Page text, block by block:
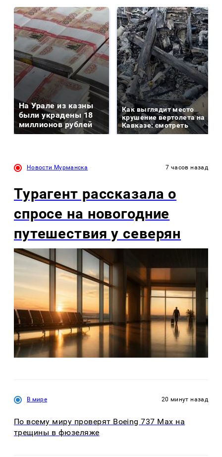
На Урале из казны
были украдены 18
миллионов рублей
Как выглядит место
крушение вертолета на
Кавказе: смотреть
Новости Мурманска 7 часов назад
Турагент рассказала о
спросе на новогодние
путешествия у северян
В мире 20 минут назад
По всему миру проверят Boeing 737 Max на
трещины в фюзеляже